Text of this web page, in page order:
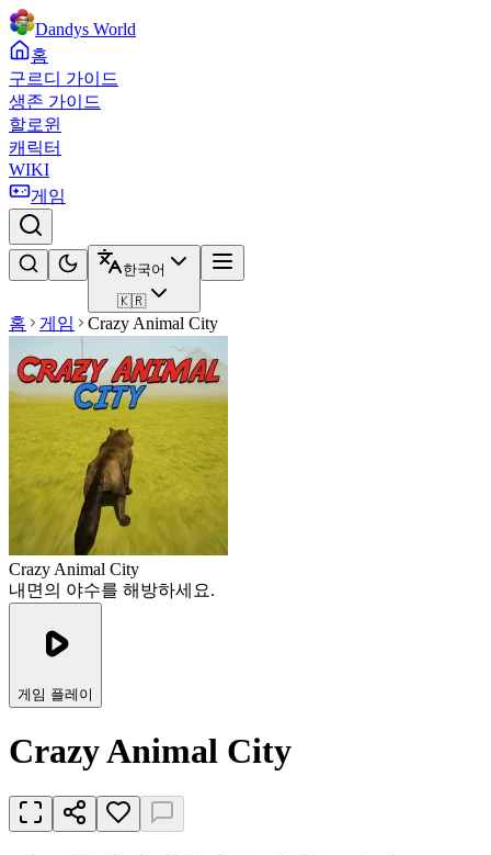
Dandys World
홈
구르디 가이드
생존 가이드
할로윈
캐릭터
WIKI
게임
한국어
🇰🇷
홈 게임 Crazy Animal City
Crazy Animal City
내면의 야수를 해방하세요.
게임 플레이
Crazy Animal City